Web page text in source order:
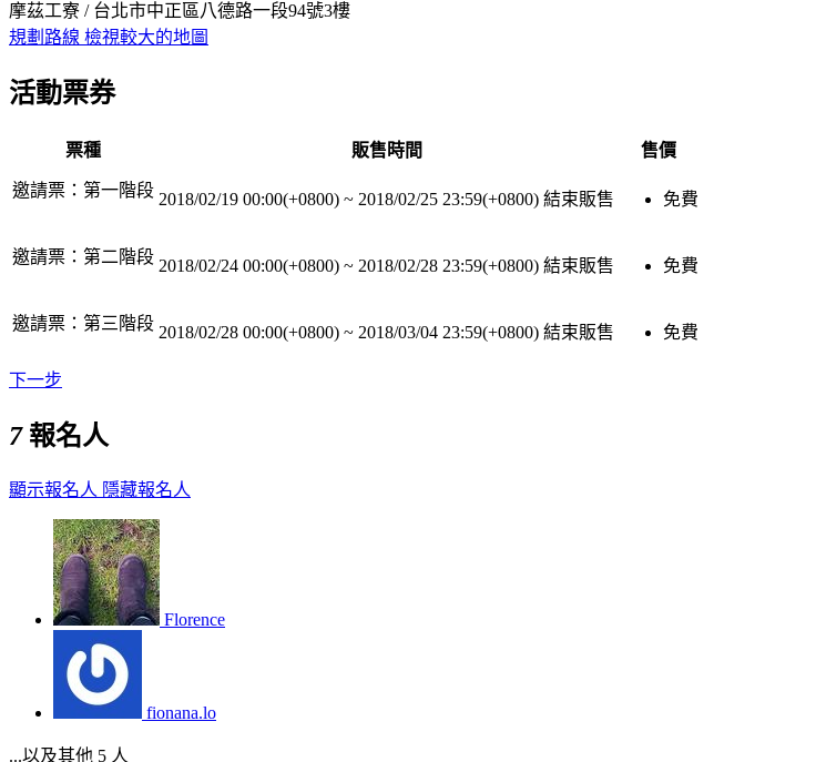
摩茲工寮 / 台北市中正區八德路一段94號3樓
規劃路線 檢視較大的地圖
活動票券
票種 販售時間 售價
邀請票：第一階段 2018/02/19 00:00(+0800) ~ 2018/02/25 23:59(+0800) 結束販售 免費
邀請票：第二階段 2018/02/24 00:00(+0800) ~ 2018/02/28 23:59(+0800) 結束販售 免費
邀請票：第三階段 2018/02/28 00:00(+0800) ~ 2018/03/04 23:59(+0800) 結束販售 免費
下一步
7報名人
顯示報名人 隱藏報名人
Florence
fionana.lo
...以及其他 5 人